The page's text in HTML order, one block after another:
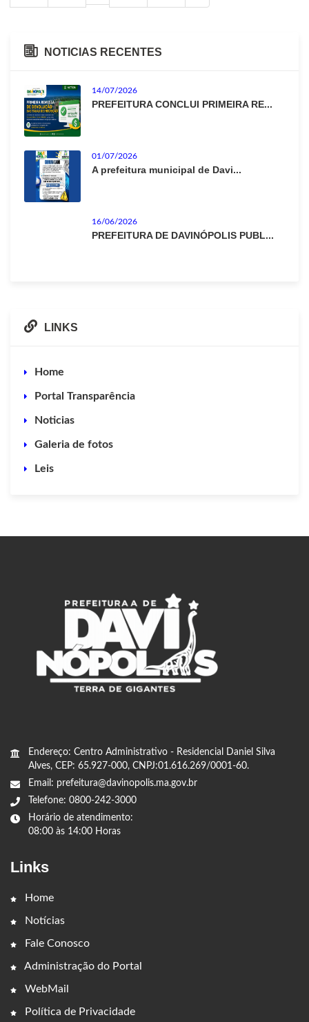
NOTICIAS RECENTES
14/07/2026
PREFEITURA CONCLUI PRIMEIRA RE...
01/07/2026
A prefeitura municipal de Davi...
16/06/2026
PREFEITURA DE DAVINÓPOLIS PUBL...
LINKS
Home
Portal Transparência
Noticias
Galeria de fotos
Leis
Endereço: Centro Administrativo - Residencial Daniel Silva
Alves, CEP: 65.927-000, CNPJ:01.616.269/0001-60.
Email: prefeitura@davinopolis.ma.gov.br
Telefone: 0800-242-3000
Horário de atendimento:
08:00 às 14:00 Horas
Links
Home
Notícias
Fale Conosco
Administração do Portal
WebMail
Política de Privacidade